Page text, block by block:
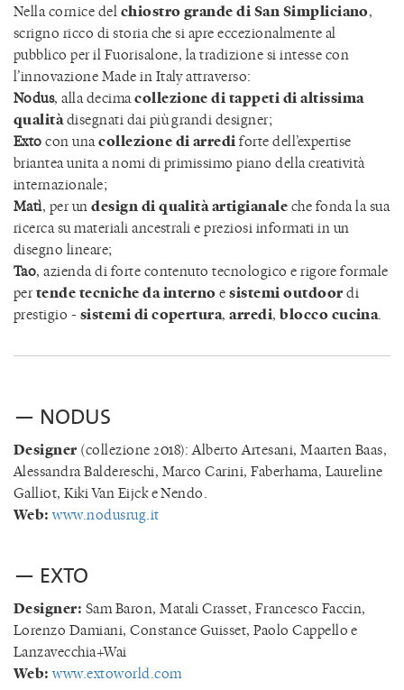
Nella cornice delchiostro grande di San Simpliciano,
scrigno ricco di storia che si apre eccezionalmente al
pubblico per il Fuorisalone, la tradizione si intesse con
l’innovazione Made in Italy attraverso:
Nodus, alla decimacollezione di tappeti di altissima
qualitàdisegnati dai più grandi designer;
Extocon unacollezione di arrediforte dell’expertise
briantea unita a nomi di primissimo piano della creatività
internazionale;
Matì, per undesign di qualità artigianaleche fonda la sua
ricerca su materiali ancestrali e preziosi informati in un
disegno lineare;
Tao, azienda di forte contenuto tecnologico e rigore formale
pertende tecniche da internoesistemi outdoordi
prestigio - sistemi di copertura,arredi,blocco cucina.
— NODUS
Designer(collezione 2018): Alberto Artesani, Maarten Baas,
Alessandra Baldereschi, Marco Carini, Faberhama, Laureline
Galliot, Kiki Van Eijck e Nendo.
Web:www.nodusrug.it
— EXTO
Designer: Sam Baron, Matali Crasset, Francesco Faccin,
Lorenzo Damiani, Constance Guisset, Paolo Cappello e
Lanzavecchia+Wai
Web:www.extoworld.com